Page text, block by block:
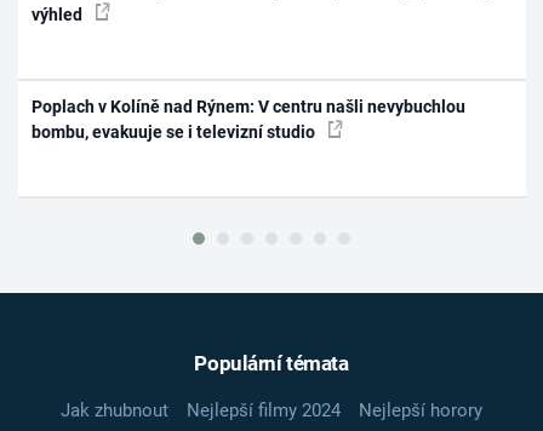
výhled
Poplach v Kolíně nad Rýnem: V centru našli nevybuchlou
bombu, evakuuje se i televizní studio
Populární témata
Jak zhubnout Nejlepší filmy 2024
Nejlepší horory